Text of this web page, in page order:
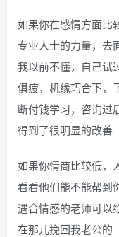
如果你在感情方面比
专业人士的力量，去
我以前不懂，自己试
俱疲，机缘巧合下，
断付钱学习，咨询过
得到了很明显的改善
如果你情商比较低，
看看他们能不能帮到
遇合情感的老师可以
在那儿挽回我老公的